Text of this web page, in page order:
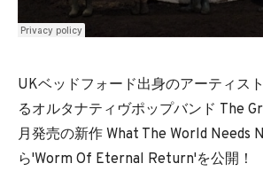
UKベッドフォード出身のアーティス
るオルタナティヴポップバンド The
月発売の新作 What The World Needs
ら'Worm Of Eternal Return'を公開！